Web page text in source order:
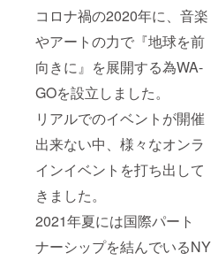
コロナ禍の2020年に、音楽
やアートの力で『地球を前
向きに』を展開する為WA-
GOを設立しました。
リアルでのイベントが開催
出来ない中、様々なオンラ
インイベントを打ち出して
きました。
2021年夏には国際パート
ナーシップを結んでいるNY